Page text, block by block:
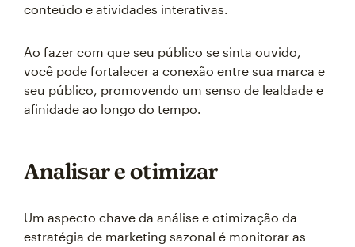
conteúdo e atividades interativas.
Ao fazer com que seu público se sinta ouvido,
você pode fortalecer a conexão entre sua marca e
seu público, promovendo um senso de lealdade e
afinidade ao longo do tempo.
Analisar e otimizar
Um aspecto chave da análise e otimização da
estratégia de marketing sazonal é monitorar as